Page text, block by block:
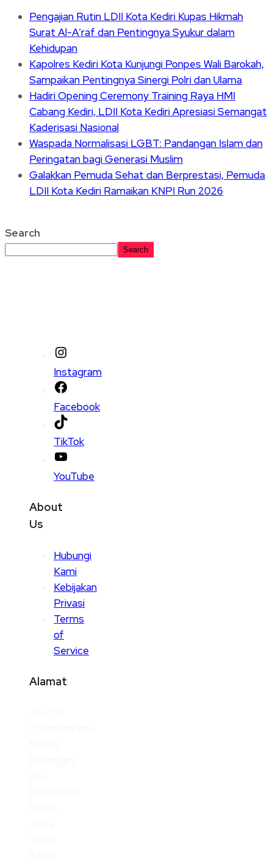
Pengajian Rutin LDII Kota Kediri Kupas Hikmah
Surat Al-A’raf dan Pentingnya Syukur dalam
Kehidupan
Kapolres Kediri Kota Kunjungi Ponpes Wali Barokah,
Sampaikan Pentingnya Sinergi Polri dan Ulama
Hadiri Opening Ceremony Training Raya HMI
Cabang Kediri, LDII Kota Kediri Apresiasi Semangat
Kaderisasi Nasional
Waspada Normalisasi LGBT: Pandangan Islam dan
Peringatan bagi Generasi Muslim
Galakkan Pemuda Sehat dan Berprestasi, Pemuda
LDII Kota Kediri Ramaikan KNPI Run 2026
Search
Search
Instagram
Facebook
TikTok
YouTube
About
Us
Hubungi
Kami
Kebijakan
Privasi
Terms
of
Service
Alamat